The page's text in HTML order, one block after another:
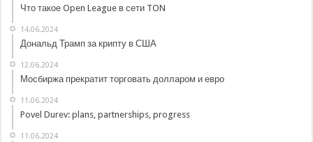
Что такое Open League в сети TON
14.06.2024
Дональд Трамп за крипту в США
12.06.2024
Мосбиржа прекратит торговать долларом и евро
11.06.2024
Povel Durev: plans, partnerships, progress
11.06.2024